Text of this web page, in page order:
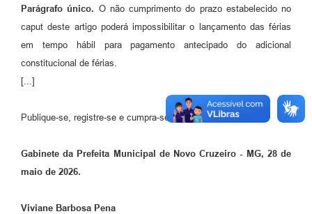
Parágrafo único. O não cumprimento do prazo estabelecido no
caput deste artigo poderá impossibilitar o lançamento das férias
em tempo hábil para pagamento antecipado do adicional
constitucional de férias.
[...]
Publique-se, registre-se e cumpra-se.
Gabinete da Prefeita Municipal de Novo Cruzeiro - MG, 28 de
maio de 2026.
Viviane Barbosa Pena